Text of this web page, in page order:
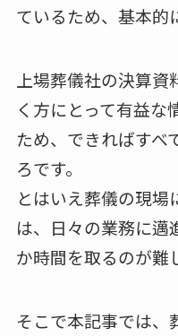
ているため、基本的
上場葬儀社の決算
く方にとって有益な
ため、できればすべ
ろです。
とはいえ葬儀の現場
は、日々の業務に邁
か時間を取るのが難
そこで本記事では、